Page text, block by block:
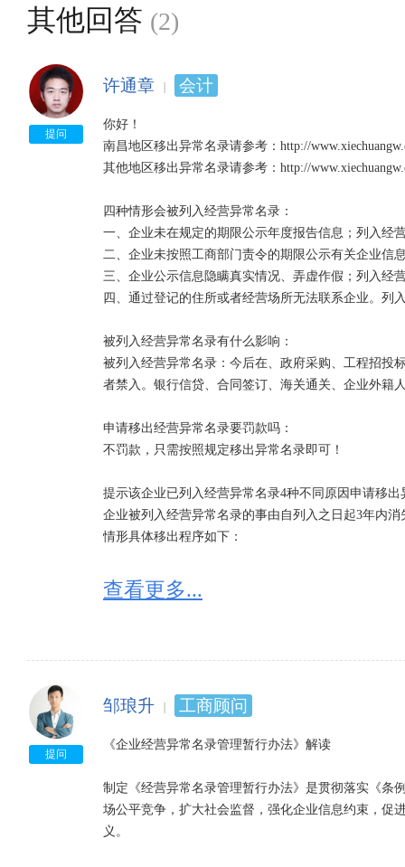
其他回答 (2)
提问
许通章 会计
你好！
南昌地区移出异常名录请参考：http://
其他地区移出异常名录请参考：http://
四种情形会被列入经营异常名录：
一、企业未在规定的期限公示年度报告信息；列入经
二、企业未按照工商部门责令的期限公示有关企业信
三、企业公示信息隐瞒真实情况、弄虚作假；列入经
四、通过登记的住所或者经营场所无法联系企业。列
被列入经营异常名录有什么影响：
被列入经营异常名录：今后在、政府采购、工程招投
者禁入。银行信贷、合同签订、海关通关、企业外籍
申请移出经营异常名录要罚款吗：
不罚款，只需按照规定移出异常名录即可！
提示该企业已列入经营异常名录4种不同原因申请移出
企业被列入经营异常名录的事由自列入之日起3年内
情形具体移出程序如下：
一、未按规报送年度报告的企业，可以在补报未报年
明）前往企业所属工商局申请移出经营异常名录，工
载状态。
三、未按规定履行即时信息公示义务的企业，申请
四、公示信息隐瞒真实情况、弄虚作假的企业更正
营异常名录，工商行政管理部门应当自查实之日起5
查看更多...
提问
邹琅升 工商顾问
《企业经营异常名录管理暂行办法》解读
制定《经营异常名录管理暂行办法》是贯彻落实《条
场公平竞争，扩大社会监督，强化企业信息约束，促
义。